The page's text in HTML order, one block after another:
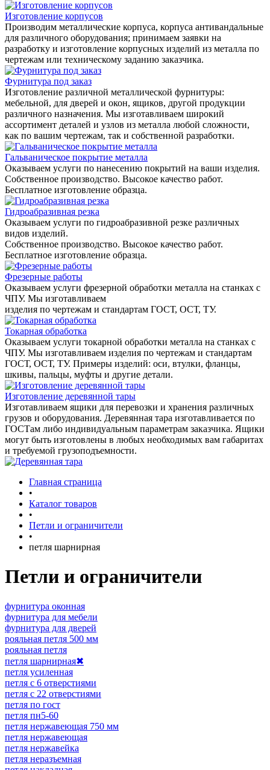
Изготовление корпусов
Производим металлические корпуса, корпуса антивандальные
для различного оборудования; принимаем заявки на
разработку и изготовление корпусных изделий из металла по
чертежам или техническому заданию заказчика.
Фурнитура под заказ
Изготовление различной металлической фурнитуры:
мебельной, для дверей и окон, ящиков, другой продукции
различного назначения. Мы изготавливаем широкий
ассортимент деталей и узлов из металла любой сложности,
как по вашим чертежам, так и собственной разработки.
Гальваническое покрытие металла
Оказываем услуги по нанесению покрытий на ваши изделия.
Собственное производство. Высокое качество работ.
Бесплатное изготовление образца.
Гидроабразивная резка
Оказываем услуги по гидроабразивной резке различных
видов изделий.
Собственное производство. Высокое качество работ.
Бесплатное изготовление образца.
Фрезерные работы
Оказываем услуги фрезерной обработки металла на станках с
ЧПУ. Мы изготавливаем
изделия по чертежам и стандартам ГОСТ, ОСТ, ТУ.
Токарная обработка
Оказываем услуги токарной обработки металла на станках с
ЧПУ. Мы изготавливаем изделия по чертежам и стандартам
ГОСТ, ОСТ, ТУ. Примеры изделий: оси, втулки, фланцы,
шкивы, пальцы, муфты и другие детали.
Изготовление деревянной тары
Изготавливаем ящики для перевозки и хранения различных
грузов и оборудования. Деревянная тара изготавливается по
ГОСТам либо индивидуальным параметрам заказчика. Ящики
могут быть изготовлены в любых необходимых вам габаритах
и требуемой грузоподъемности.
Главная страница
•
Каталог товаров
•
Петли и ограничители
•
петля шарнирная
Петли и ограничители
фурнитура оконная
фурнитура для мебели
фурнитура для дверей
рояльная петля 500 мм
рояльная петля
петля шарнирная✖
петля усиленная
петля с 6 отверстиями
петля с 22 отверстиями
петля по гост
петля пн5-60
петля нержавеющая 750 мм
петля нержавеющая
петля нержавейка
петля неразъемная